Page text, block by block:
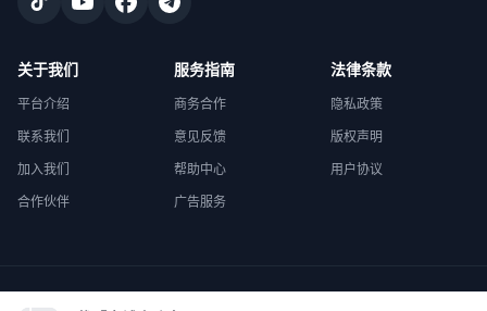
关于我们
平台介绍
联系我们
加入我们
合作伙伴
服务指南
商务合作
意见反馈
帮助中心
广告服务
法律条款
隐私政策
版权声明
用户协议